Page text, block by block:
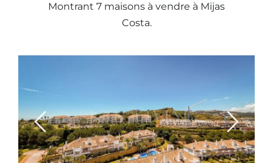
Montrant 7 maisons à vendre à Mijas
Costa.
Previous Next